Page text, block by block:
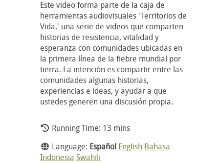
Este video forma parte de la caja de
herramientas audiovisuales 'Territorios de
Vida,' una serie de videos que comparten
historias de resistencia, vitalidad y
esperanza con comunidades ubicadas en
la primera línea de la fiebre mundial por
tierra. La intención es compartir entre las
comunidades algunas historias,
experiencias e ideas, y ayudar a que
ustedes generen una discusión propia.
Running Time: 13 mins
Language: Español English Bahasa
Indonesia Swahili